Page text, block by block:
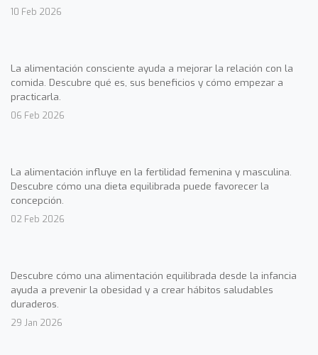
10 Feb 2026
La alimentación consciente ayuda a mejorar la relación con la
comida. Descubre qué es, sus beneficios y cómo empezar a
practicarla.
06 Feb 2026
La alimentación influye en la fertilidad femenina y masculina.
Descubre cómo una dieta equilibrada puede favorecer la
concepción.
02 Feb 2026
Descubre cómo una alimentación equilibrada desde la infancia
ayuda a prevenir la obesidad y a crear hábitos saludables
duraderos.
29 Jan 2026